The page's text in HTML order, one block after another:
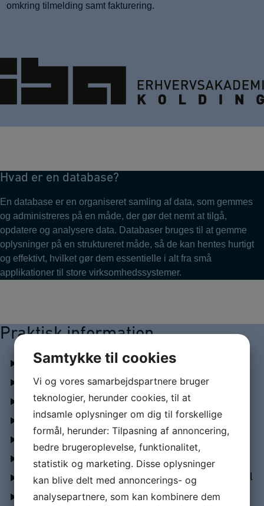
omkring tilmelding samt fakturering.
Hvad er en database?
En database er en organiseret samling af data, som gemmes
og administreres på en måde, der gør det nemt at tilgå,
opdatere og analysere data. Databaser bruges til at gemme
oplysninger på en struktureret måde, så de kan hentes hurtigt
og effektivt, hvilket gør dem essentielle i alt fra små
applikationer til store virksomhedssystemer.
Praktisk information
Studieordning
Fleksibel akademiuddannelse
Efteruddannelse på deltid
Hvor lang tid tager en akademiuddannelse?
Sådan er akademiuddannelsen opbygget
Skræddersy din akademiuddannelse
Akademiuddannelse - dit alternativ til HD 1. del
Niveau
Samtykke til cookies
Vi og vores samarbejdspartnere bruger
teknologier, herunder cookies, til at
indsamle oplysninger om dig til forskellige
formål, herunder: Tilpasning af annoncering,
bedre brugeroplevelse, funktionalitet,
statistik og marketing. Disse oplysninger
kan blive delt med annoncerings- og
analysepartnere, som kan kombinere dem